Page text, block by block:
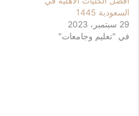
السعودية 1445
29 سبتمبر، 2023
في "تعليم وجامعات"